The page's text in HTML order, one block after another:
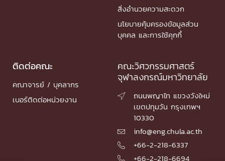
สิ่งอำนวยความสะดวก
นโยบายคุ้มครองข้อมูลส่วน
บุคคล และการใช้คุกกี้
ติดต่อคณะ
คณาจารย์ / บุคลากร
เบอร์ติดต่อหน่วยงาน
คณะวิศวกรรมศาสตร์
จุฬาลงกรณ์มหาวิทยาลัย

ถนนพญาไท แขวงวังใหม่
เขตปทุมวัน กรุงเทพฯ
10330
 info@eng.chula.ac.th
 +66-2-218-6337
 +66-2-218-6694